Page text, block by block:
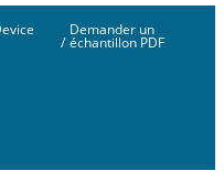
/
Demander un
échantillon PDF